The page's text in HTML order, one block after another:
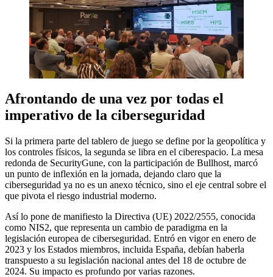
Afrontando de una vez por todas el
imperativo de la ciberseguridad
Si la primera parte del tablero de juego se define por la geopolítica y
los controles físicos, la segunda se libra en el ciberespacio. La mesa
redonda de SecurityGune, con la participación de Bullhost, marcó
un punto de inflexión en la jornada, dejando claro que la
ciberseguridad ya no es un anexo técnico, sino el eje central sobre el
que pivota el riesgo industrial moderno.
Así lo pone de manifiesto la Directiva (UE) 2022/2555, conocida
como NIS2, que representa un cambio de paradigma en la
legislación europea de ciberseguridad. Entró en vigor en enero de
2023 y los Estados miembros, incluida España, debían haberla
transpuesto a su legislación nacional antes del 18 de octubre de
2024. Su impacto es profundo por varias razones.